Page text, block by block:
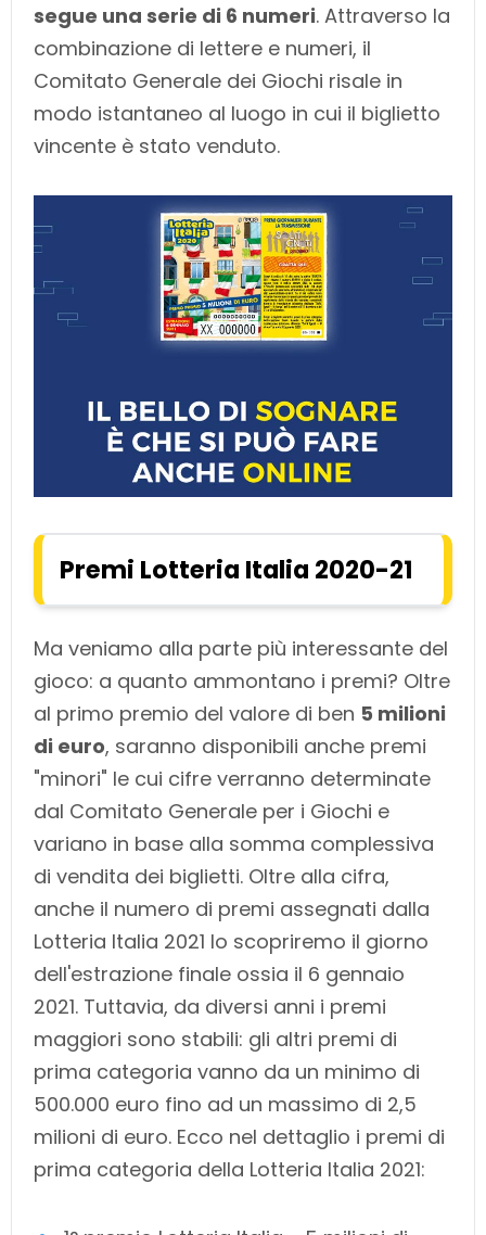
segue una serie di 6 numeri. Attraverso la
combinazione di lettere e numeri, il
Comitato Generale dei Giochi risale in
modo istantaneo al luogo in cui il biglietto
vincente è stato venduto.
Premi Lotteria Italia 2020-21
Ma veniamo alla parte più interessante del
gioco: a quanto ammontano i premi? Oltre
al primo premio del valore di ben 5 milioni
di euro, saranno disponibili anche premi
"minori" le cui cifre verranno determinate
dal Comitato Generale per i Giochi e
variano in base alla somma complessiva
di vendita dei biglietti. Oltre alla cifra,
anche il numero di premi assegnati dalla
Lotteria Italia 2021 lo scopriremo il giorno
dell'estrazione finale ossia il 6 gennaio
2021. Tuttavia, da diversi anni i premi
maggiori sono stabili: gli altri premi di
prima categoria vanno da un minimo di
500.000 euro fino ad un massimo di 2,5
milioni di euro. Ecco nel dettaglio i premi di
prima categoria della Lotteria Italia 2021: